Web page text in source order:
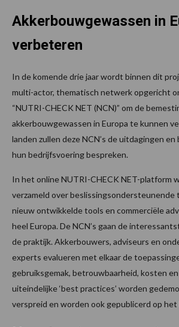
Akkerbouwgewassen in
verbeteren
In de komende drie jaar wordt binnen dit
multi-actor, thematisch netwerk opgericht
“NUTRI-CHECK NET (NCN)” om de
akkerbouwgewassen in Europa te kunnen
landen zullen deze NCN’s de uitdagingen en
hun bedrijfsvoering bespreken.
In het online NUTRI-CHECK NET-platform
verzameld over beslissingsondersteunende
nieuw ontwikkelde tools en commerciële
heel Europa. De NCN’s gaan de
de praktijk. Akkerbouwers, adviseurs en
experts evalueren met elkaar de
gebruiksgemak, betrouwbaarheid, kosten
uiteindelijke ‘best practices’ worden
verspreid en worden ook gepublicerd op het